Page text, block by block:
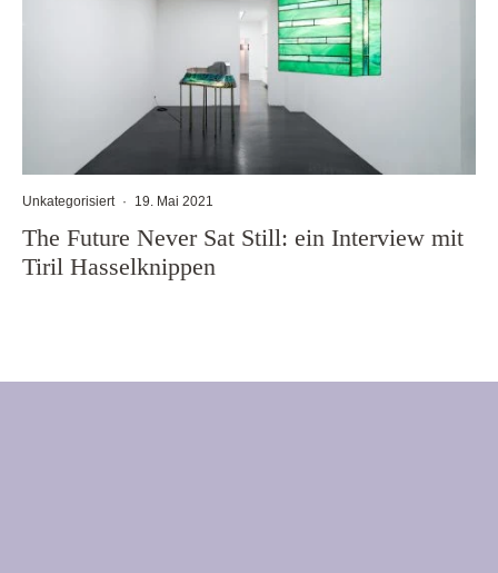
Unkategorisiert · 19. Mai 2021
The Future Never Sat Still: ein Interview mit
Tiril Hasselknippen